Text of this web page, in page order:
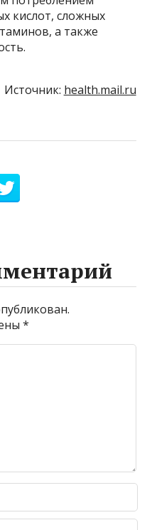
кислот, сложных
а также
Источник: health.mail.ru
*